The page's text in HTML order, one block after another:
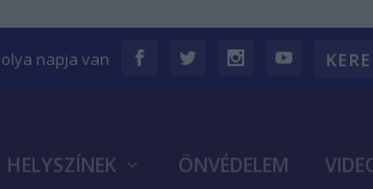
napja van
HELYSZÍNEK ÖNVÉDELEM